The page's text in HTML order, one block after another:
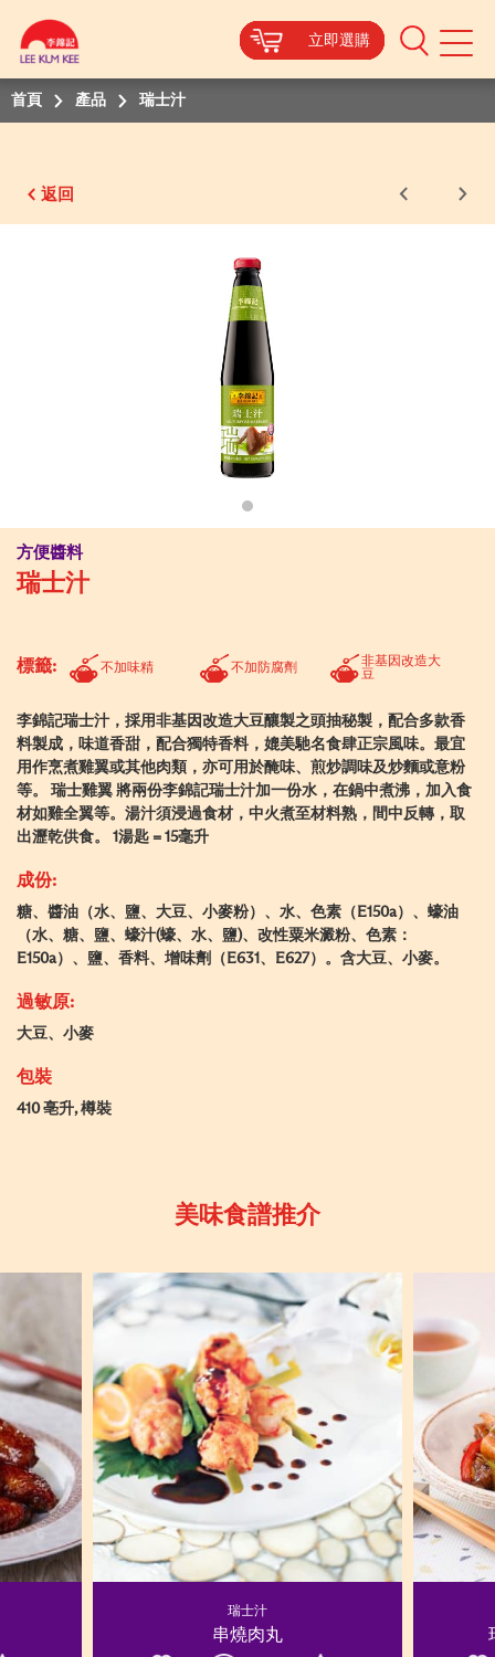
立即選購
Mobile
立即選購
立即選購
立即選購
立即選購
立即選購
立即選購
首頁 產品 瑞士汁
返回
方便醬料
瑞士汁
標籤: 不加味精 不加防腐劑
非基因改造大
豆
李錦記瑞士汁，採用非基因改造大豆釀製之頭抽秘製，配合多款香
料製成，味道香甜，配合獨特香料，媲美馳名食肆正宗風味。最宜
用作烹煮雞翼或其他肉類，亦可用於醃味、煎炒調味及炒麵或意粉
等。 瑞士雞翼 將兩份李錦記瑞士汁加一份水，在鍋中煮沸，加入食
材如雞全翼等。湯汁須浸過食材，中火煮至材料熟，間中反轉，取
出瀝乾供食。 1湯匙 = 15毫升
成份:
糖、醬油（水、鹽、大豆、小麥粉）、水、色素（E150a）、蠔油
（水、糖、鹽、蠔汁(蠔、水、鹽)、改性粟米澱粉、色素：
E150a）、鹽、香料、增味劑（E631、E627）。含大豆、小麥。
過敏原:
大豆、小麥
包裝
410 亳升, 樽裝
美味食譜推介
瑞士汁
串燒肉丸